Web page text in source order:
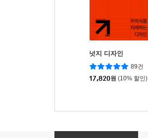
넛지 디자인
89건
17,820원 (10% 할인)